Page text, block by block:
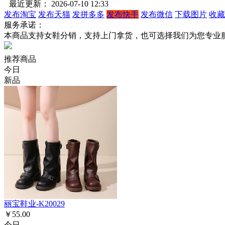
最近更新： 2026-07-10 12:33
发布淘宝 发布天猫 发拼多多 发布快手 发布微信 下载图片 收
服务承诺：
本商品支持女鞋分销，支持上门拿货，也可选择我们为您专业
推荐商品
今日
新品
丽宝鞋业-K20029
￥55.00